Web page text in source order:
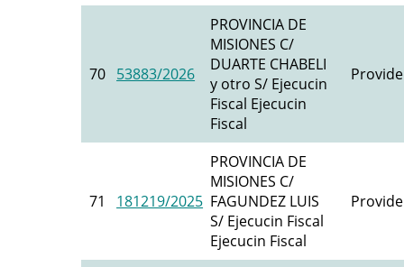
70 53883/2026
PROVINCIA DE
MISIONES C/
DUARTE CHABELI
y otro S/ Ejecucin
Fiscal Ejecucin
Fiscal
71 181219/2025
PROVINCIA DE
MISIONES C/
FAGUNDEZ LUIS
S/ Ejecucin Fiscal
Ejecucin Fiscal